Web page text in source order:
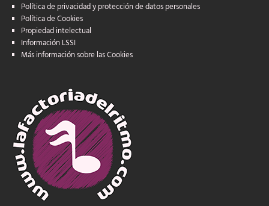
Política de privacidad y protección de datos personales
Política de Cookies
Propiedad intelectual
Información LSSI
Más información sobre las Cookies